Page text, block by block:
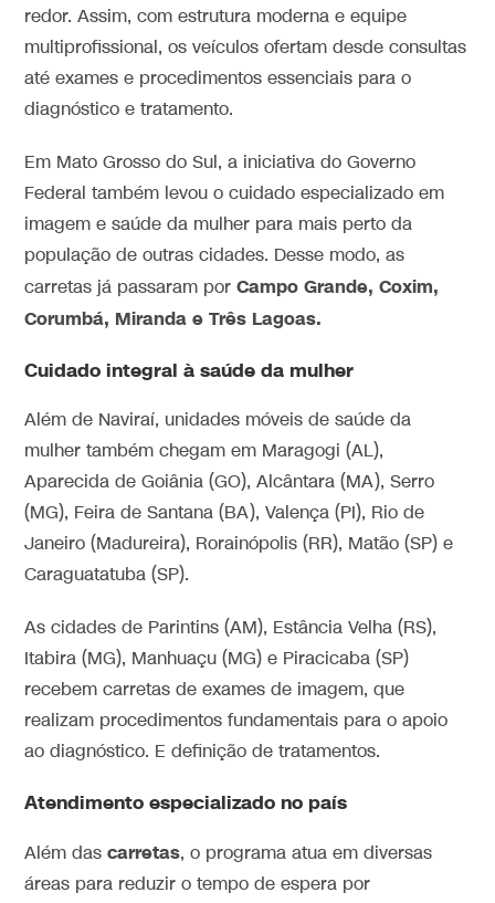
redor. Assim, com estrutura moderna e equipe
multiprofissional, os veículos ofertam desde consultas
até exames e procedimentos essenciais para o
diagnóstico e tratamento.
Em Mato Grosso do Sul, a iniciativa do Governo
Federal também levou o cuidado especializado em
imagem e saúde da mulher para mais perto da
população de outras cidades. Desse modo, as
carretas já passaram porCampo Grande, Coxim,
Corumbá, Miranda e Três Lagoas.
Cuidado integral à saúde da mulher
Além de Naviraí, unidades móveis de saúde da
mulher também chegam em Maragogi (AL),
Aparecida de Goiânia (GO), Alcântara (MA), Serro
(MG), Feira de Santana (BA), Valença (PI), Rio de
Janeiro (Madureira), Rorainópolis (RR), Matão (SP) e
Caraguatatuba (SP).
As cidades de Parintins (AM), Estância Velha (RS),
Itabira (MG), Manhuaçu (MG) e Piracicaba (SP)
recebem carretas de exames de imagem, que
realizam procedimentos fundamentais para o apoio
ao diagnóstico. E definição de tratamentos.
Atendimento especializado no país
Além dascarretas, o programa atua em diversas
áreas para reduzir o tempo de espera por